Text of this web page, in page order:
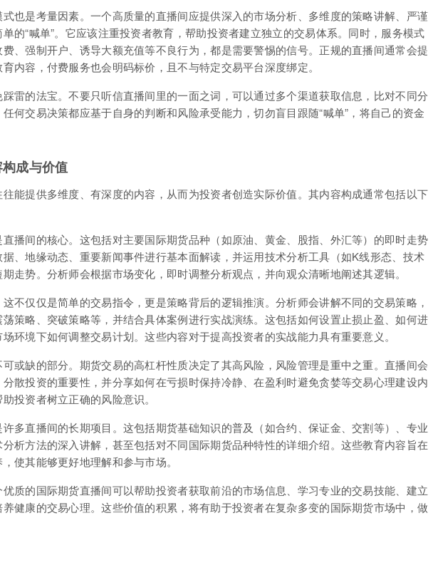
也是考量因素。一个高质量的直播间应提供深入的市场分析、多维度的策略讲解、严谨
的“喊单”。它应该注重投资者教育，帮助投资者建立独立的交易体系。同时，服务模式
、强制开户、诱导大额充值等不良行为，都是需要警惕的信号。正规的直播间通常会提
内容，付费服务也会明码标价，且不与特定交易平台深度绑定。
雷的法宝。不要只听信直播间里的一面之词，可以通过多个渠道获取信息，比对不同分
何交易决策都应基于自身的判断和风险承受能力，切勿盲目跟随“喊单”，将自己的资金
成与价值
能提供多维度、有深度的内容，从而为投资者创造实际价值。其内容构成通常包括以下
播间的核心。这包括对主要国际期货品种（如原油、黄金、股指、外汇等）的即时走势
、地缘动态、重要新闻事件进行基本面解读，并运用技术分析工具（如K线形态、技术
走势。分析师会根据市场变化，即时调整分析观点，并向观众清晰地阐述其逻辑。
不仅仅是简单的交易指令，更是策略背后的逻辑推演。分析师会讲解不同的交易策略，
策略、突破策略等，并结合具体案例进行实战演练。这包括如何设置止损止盈、如何进
环境下如何调整交易计划。这些内容对于提高投资者的实战能力具有重要意义。
或缺的部分。期货交易的高杠杆性质决定了其高风险，风险管理是重中之重。直播间会
散投资的重要性，并分享如何在亏损时保持冷静、在盈利时避免贪婪等交易心理建设内
投资者树立正确的风险意识。
多直播间的长期项目。这包括期货基础知识的普及（如合约、保证金、交割等）、专业
析方法的深入讲解，甚至包括对不同国际期货品种特性的详细介绍。这些教育内容旨在
使其能够更好地理解和参与市场。
质的国际期货直播间可以帮助投资者获取前沿的市场信息、学习专业的交易技能、建立
健康的交易心理。这些价值的积累，将有助于投资者在复杂多变的国际期货市场中，做